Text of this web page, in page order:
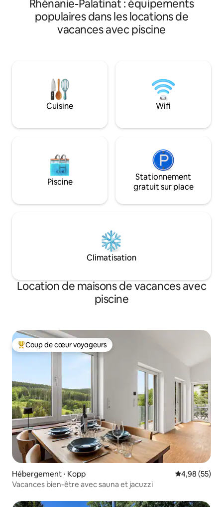
peuvent cuisiner ou s'asseoir autour de
la cheminée. Ou passez un peu de
temps dans leur propre grande
à environ une heure de route de
Cologne et de Trèves, dans le
magnifique Eifel. Voici beaucoup de
choses à faire, il suffit de consulter mon
personnes - Situé à seulement cinq
minutes à pied du lac - En
absolument
(dernière maison) - Des sentiers de rêve
Construction en bois
de parking gratuites
nature à l'état
Rhénanie-Palatinat : équipements
populaires dans les locations de
vacances avec piscine
Cuisine Wifi
Piscine
Stationnement
gratuit sur place
Climatisation
Location de maisons de vacances avec
piscine
Coups de cœur voyageurs les plus appréciés
Coup de cœur voyageurs
Hébergement ⋅ Kopp Évaluation
4,98 (55)
Vacances bien-être avec sauna et jacuzzi